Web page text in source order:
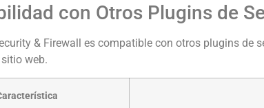
con Otros Plugins de
& Firewall es compatible con otros plugins
web.